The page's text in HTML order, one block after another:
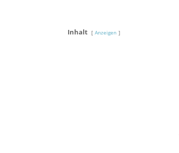
Inhalt Anzeigen